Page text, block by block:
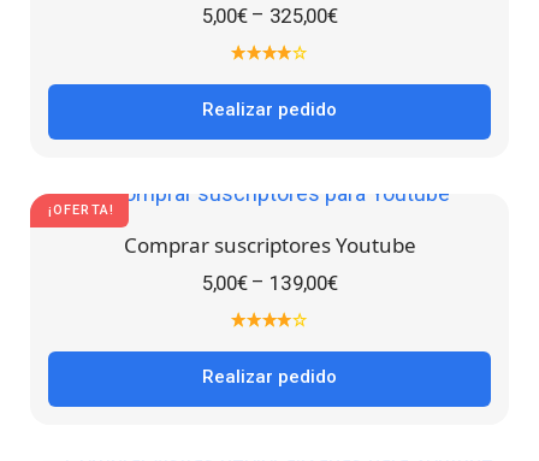
5,00€– 325,00€
Realizar pedido
¡OFERTA!
Comprar suscriptores Youtube
5,00€– 139,00€
Realizar pedido